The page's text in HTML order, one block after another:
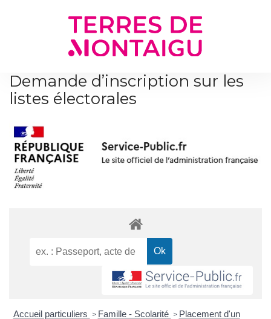
Demande d’inscription sur les
listes électorales
Accueil particuliers > Famille - Scolarité > Placement d'un